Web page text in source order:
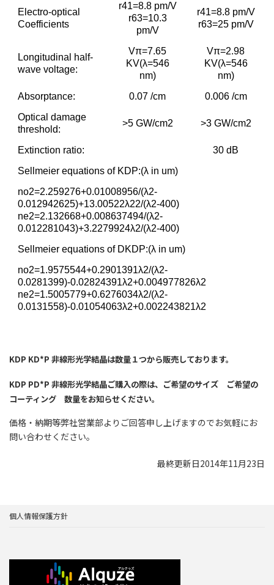
Electro-optical
Coefficients
r41=8.8 pm/V
r63=10.3
pm/V
r41=8.8 pm/V
r63=25 pm/V
Longitudinal half-
wave voltage:
Vπ=7.65
KV(λ=546
nm)
Vπ=2.98
KV(λ=546
nm)
Absorptance:
0.07 /cm
0.006 /cm
Optical damage
threshold:
>5 GW/cm2 >3 GW/cm2
Extinction ratio:
30 dB
Sellmeier equations of KDP:(λ in um)
no2=2.259276+0.01008956/(λ2-
0.012942625)+13.00522λ22/(λ2-400)
ne2=2.132668+0.008637494/(λ2-
0.012281043)+3.2279924λ2/(λ2-400)
Sellmeier equations of DKDP:(λ in um)
no2=1.9575544+0.2901391λ2/(λ2-
0.0281399)-0.02824391λ2+0.004977826λ2
ne2=1.5005779+0.6276034λ2/(λ2-
0.0131558)-0.01054063λ2+0.002243821λ2
KDP KD*P 非線形光学結晶は数量１つから販売しております。
KDP PD*P 非線形光学結晶ご購入の際は、ご希望のサイズ ご希望の
コーティング 数量をお知らせください。
価格・納期等弊社営業部よりご回答申し上げますのでお気軽にお
問い合わせください。
最終更新日2014年11月23日
個人情報保護方針